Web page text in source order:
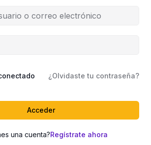
¿Olvidaste tu contraseña?
Acceder
una cuenta?Regístrate ahora